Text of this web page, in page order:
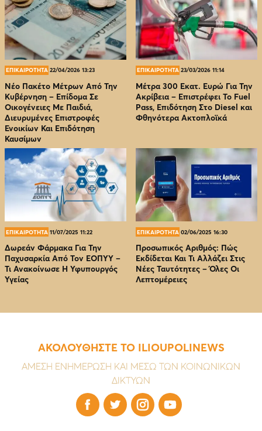
ΕΠΙΚΑΙΡΟΤΗΤΑ 22/04/2026 13:23
Νέο Πακέτο Μέτρων Από Την
Κυβέρνηση – Επίδομα Σε
Οικογένειες Με Παιδιά,
Διευρυμένες Επιστροφές
Ενοικίων Και Επιδότηση
Καυσίμων
ΕΠΙΚΑΙΡΟΤΗΤΑ 23/03/2026 11:14
Μέτρα 300 Εκατ. Ευρώ Για Την
Ακρίβεια – Επιστρέφει Το Fuel
Pass, Επιδότηση Στο Diesel και
Φθηνότερα Ακτοπλοϊκά
ΕΠΙΚΑΙΡΟΤΗΤΑ 11/07/2025 11:22
Δωρεάν Φάρμακα Για Την
Παχυσαρκία Από Τον EOΠΥΥ –
Τι Ανακοίνωσε Η Υφυπουργός
Υγείας
ΕΠΙΚΑΙΡΟΤΗΤΑ 02/06/2025 16:30
Προσωπικός Αριθμός: Πώς
Εκδίδεται Και Τι Αλλάζει Στις
Νέες Ταυτότητες – Όλες Οι
Λεπτομέρειες
ΑΚΟΛΟΥΘΗΣΤΕ ΤΟ ILIOUPOLINEWS
ΑΜΕΣΗ ΕΝΗΜΕΡΩΣΗ ΚΑΙ ΜΕΣΩ ΤΩΝ ΚΟΙΝΩΝΙΚΩΝ
ΔΙΚΤΥΩΝ
   